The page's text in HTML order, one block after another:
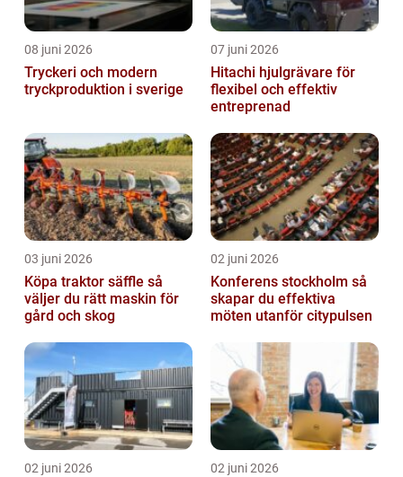
08 juni 2026
Tryckeri och modern
tryckproduktion i sverige
07 juni 2026
Hitachi hjulgrävare för
flexibel och effektiv
entreprenad
03 juni 2026
Köpa traktor säffle så
väljer du rätt maskin för
gård och skog
02 juni 2026
Konferens stockholm så
skapar du effektiva
möten utanför citypulsen
02 juni 2026 02 juni 2026